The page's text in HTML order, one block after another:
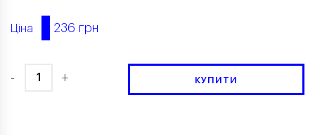
Ціна 236 грн
- + КУПИТИ